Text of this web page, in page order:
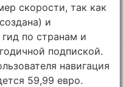
скорости, так как
и
по странам и
подпиской.
навигация
59,99 евро.